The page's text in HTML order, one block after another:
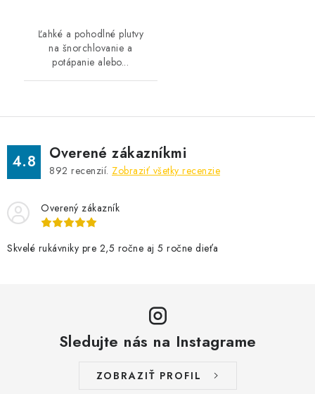
Ľahké a pohodlné plutvy
na šnorchlovanie a
potápanie alebo...
4.8 Overené zákazníkmi
892 recenzií. Zobraziť všetky recenzie
Overený zákazník
Skvelé rukávniky pre 2,5 ročne aj 5 ročne dieťa
Sledujte nás na Instagrame
ZOBRAZIŤ PROFIL